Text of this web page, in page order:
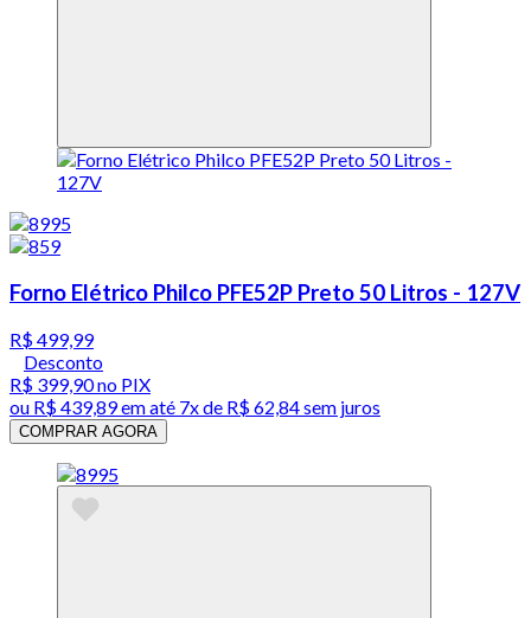
Forno Elétrico Philco PFE52P Preto 50 Litros - 127V
R$ 499,99
Desconto
R$ 399,90no PIX
ou R$ 439,89em até 7x de R$ 62,84 sem juros
COMPRAR AGORA